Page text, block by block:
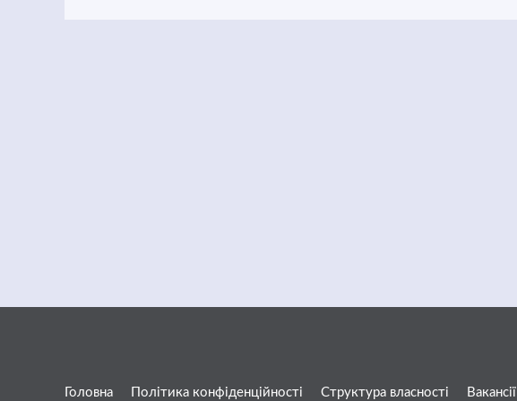
Головна Політика конфіденційності Структура власності Вакансії